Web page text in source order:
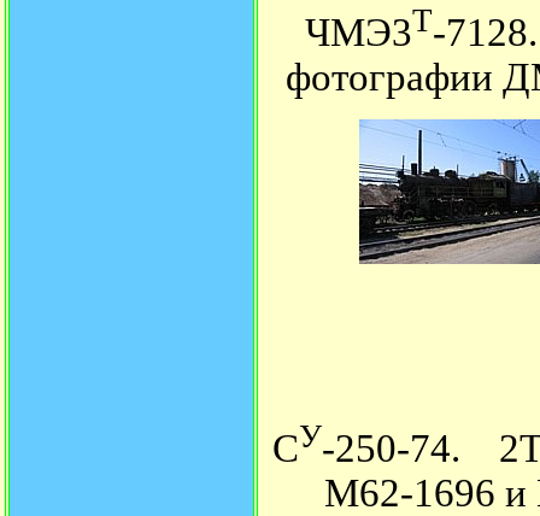
ЧМЭ3Т-
фотографии
СУ-250-74.
М62-1696